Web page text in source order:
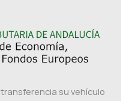
su vehículo